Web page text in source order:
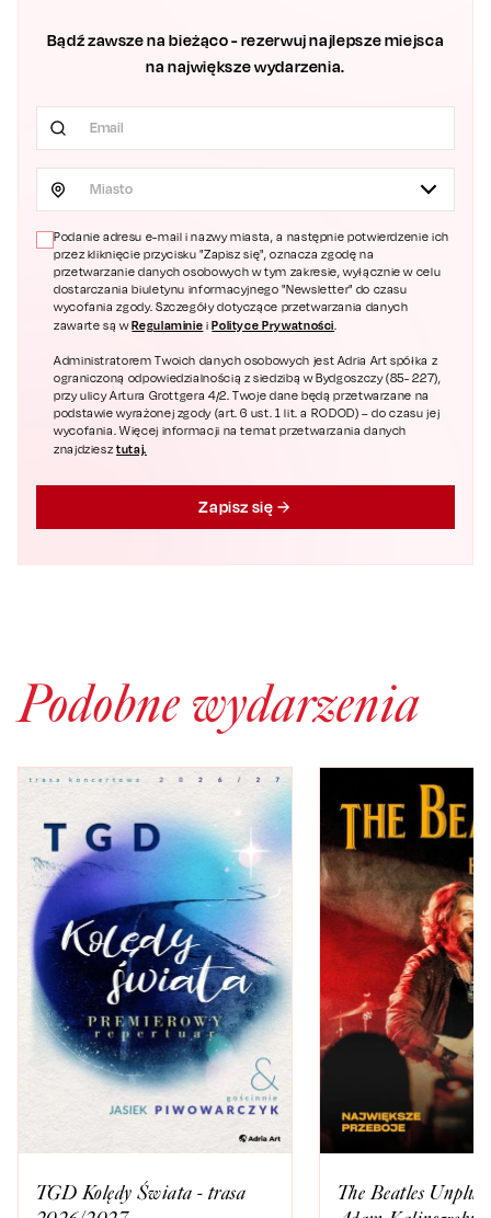
Bądź zawsze na bieżąco - rezerwuj najlepsze miejsca
na największe wydarzenia.
Miasto
Podanie adresu e-mail i nazwy miasta, a następnie potwierdzenie ich
przez kliknięcie przycisku "Zapisz się", oznacza zgodę na
przetwarzanie danych osobowych w tym zakresie, wyłącznie w celu
dostarczania biuletynu informacyjnego "Newsletter" do czasu
wycofania zgody. Szczegóły dotyczące przetwarzania danych
zawarte są wRegulaminie iPolityce Prywatności.
Administratorem Twoich danych osobowych jest Adria Art spółka z
ograniczoną odpowiedzialnością z siedzibą w Bydgoszczy (85- 227),
przy ulicy Artura Grottgera 4/2. Twoje dane będą przetwarzane na
podstawie wyrażonej zgody (art. 6 ust. 1 lit. a RODOD) – do czasu jej
wycofania. Więcej informacji na temat przetwarzania danych
znajdziesztutaj.
Zapisz się
Podobne wydarzenia
TGD Kolędy Świata - trasa
The Beatles